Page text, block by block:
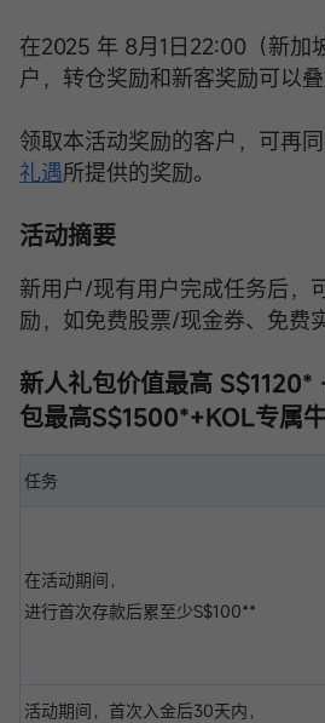
在2025 年 8月1日22:00（新加
户，转仓奖励和新客奖励可以叠
领取本活动奖励的客户，可再
礼遇所提供的奖励。
活动摘要
新用户/现有用户完成任务后，
励，如免费股票/现金券、免费
新人礼包价值最高 S$1120*
包最高S$1500*+KOL专属
任务
在活动期间，
进行首次存款后累至少S$100**
活动期间，首次入金后30天内，